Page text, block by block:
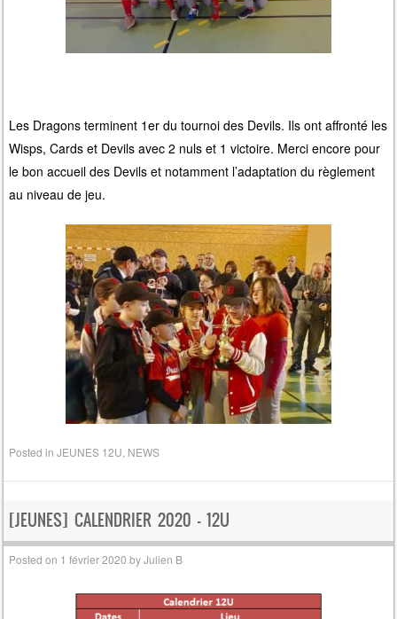
Les Dragons terminent 1er du tournoi des Devils. Ils ont affronté les
Wisps, Cards et Devils avec 2 nuls et 1 victoire. Merci encore pour
le bon accueil des Devils et notamment l’adaptation du règlement
au niveau de jeu.
Posted inJEUNES 12U NEWS
[JEUNES] CALENDRIER 2020 – 12U
Posted on 1 février 2020 byJulien B